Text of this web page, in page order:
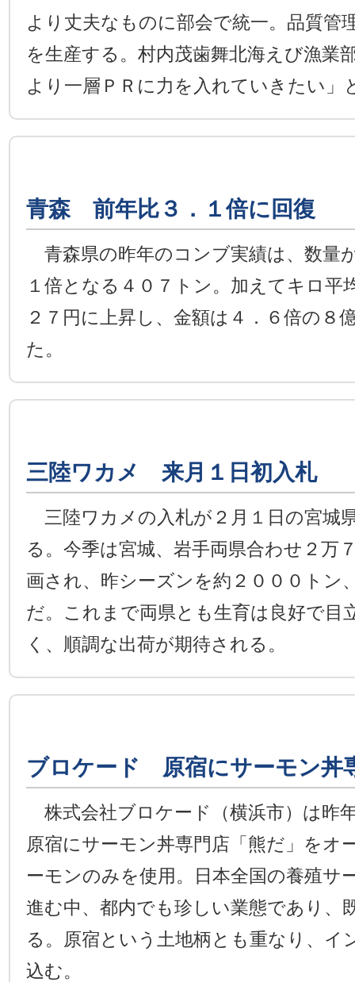
より丈夫なものに部会で統一。品質管
を生産する。村内茂歯舞北海えび漁業
より一層ＰＲに力を入れていきたい」
青森 前年比３．１倍に回復
青森県の昨年のコンブ実績は、数量
１倍となる４０７トン。加えてキロ平
２７円に上昇し、金額は４．６倍の８
た。
三陸ワカメ 来月１日初入札
三陸ワカメの入札が２月１日の宮城
る。今季は宮城、岩手両県合わせ２万
画され、昨シーズンを約２０００トン
だ。これまで両県とも生育は良好で目
く、順調な出荷が期待される。
ブロケード 原宿にサーモン丼
株式会社ブロケード（横浜市）は昨
原宿にサーモン丼専門店「熊だ」をオ
ーモンのみを使用。日本全国の養殖サ
進む中、都内でも珍しい業態であり、
る。原宿という土地柄とも重なり、イ
込む。